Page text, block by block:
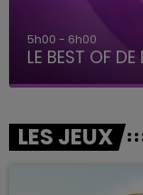
5h00 - 6h00
LE BEST OF
LES JEUX